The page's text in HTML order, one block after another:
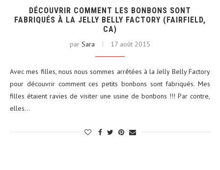
DÉCOUVRIR COMMENT LES BONBONS SONT
FABRIQUÉS À LA JELLY BELLY FACTORY (FAIRFIELD,
CA)
par Sara 17 août 2015
Avec mes filles, nous nous sommes arrêtées à la Jelly Belly Factory
pour découvrir comment ces petits bonbons sont fabriqués. Mes
filles étaient ravies de visiter une usine de bonbons !!! Par contre,
elles…